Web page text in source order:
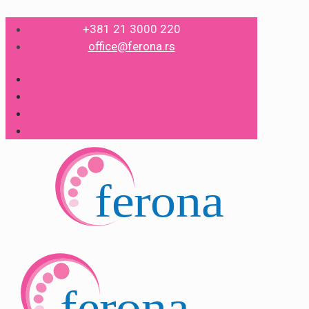
+381 21 3000 220
office@ferona.rs